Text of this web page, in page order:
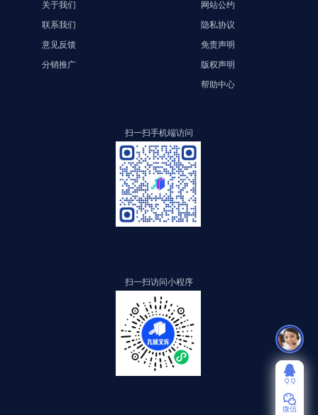
关于我们
联系我们
意见反馈
分销推广
网站公约
隐私协议
免责声明
版权声明
帮助中心
扫一扫手机端访问
扫一扫访问小程序
ＱＱ
微信